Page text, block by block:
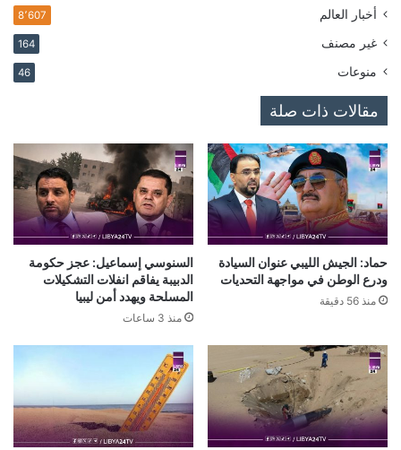
أخبار العالم 8٬607
غير مصنف 164
منوعات 46
مقالات ذات صلة
حماد: الجيش الليبي عنوان السيادة
ودرع الوطن في مواجهة التحديات
منذ 56 دقيقة
السنوسي إسماعيل: عجز حكومة
الدبيبة يفاقم انفلات التشكيلات
المسلحة ويهدد أمن ليبيا
منذ 3 ساعات